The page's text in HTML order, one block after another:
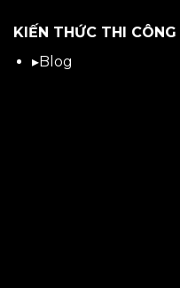
KIẾN THỨC THI CÔNG
▸Blog